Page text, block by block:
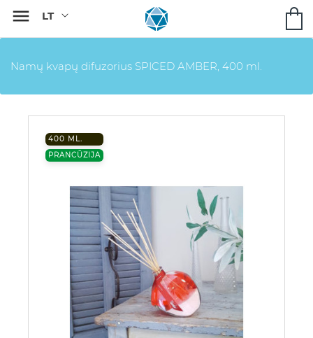

Namų kvapų difuzorius SPICED AMBER, 400 ml.
400 ML.
PRANCŪZIJA